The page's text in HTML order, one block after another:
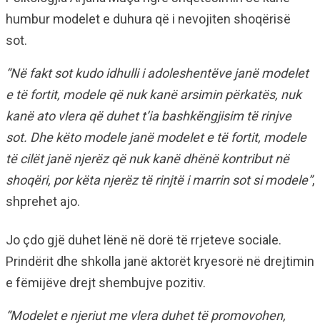
humbur modelet e duhura që i nevojiten shoqërisë
sot.
“Në fakt sot kudo idhulli i adoleshentëve janë modelet
e të fortit, modele që nuk kanë arsimin përkatës, nuk
kanë ato vlera që duhet t’ia bashkëngjisim të rinjve
sot. Dhe këto modele janë modelet e të fortit, modele
të cilët janë njerëz që nuk kanë dhënë kontribut në
shoqëri, por këta njerëz të rinjtë i marrin sot si modele”,
shprehet ajo.
Jo çdo gjë duhet lënë në dorë të rrjeteve sociale.
Prindërit dhe shkolla janë aktorët kryesorë në drejtimin
e fëmijëve drejt shembujve pozitiv.
“Modelet e njeriut me vlera duhet të promovohen,